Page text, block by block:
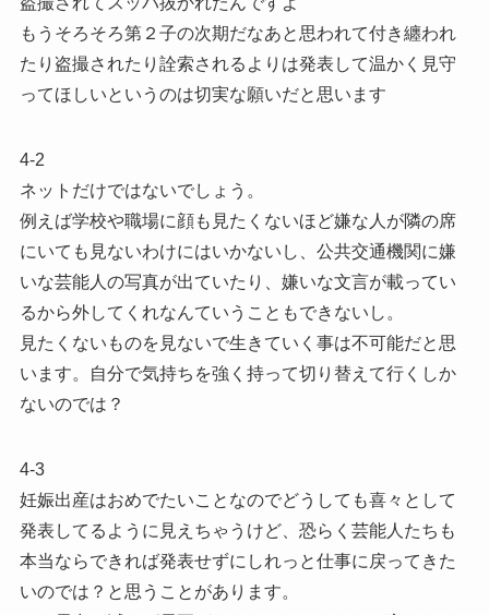
もうそろそろ第２子の次期だなあと思われて付き纏われ
たり盗撮されたり詮索されるよりは発表して温かく見守
ってほしいというのは切実な願いだと思います
4-2
ネットだけではないでしょう。
例えば学校や職場に顔も見たくないほど嫌な人が隣の席
にいても見ないわけにはいかないし、公共交通機関に嫌
いな芸能人の写真が出ていたり、嫌いな文言が載ってい
るから外してくれなんていうこともできないし。
見たくないものを見ないで生きていく事は不可能だと思
います。自分で気持ちを強く持って切り替えて行くしか
ないのでは？
4-3
妊娠出産はおめでたいことなのでどうしても喜々として
発表してるように見えちゃうけど、恐らく芸能人たちも
本当ならできれば発表せずにしれっと仕事に戻ってきた
いのでは？と思うことがあります。